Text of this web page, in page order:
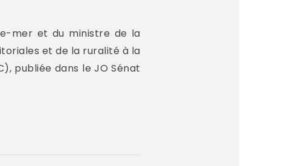
mer et du ministre de la
et de la ruralité à la
publiée dans le JO Sénat